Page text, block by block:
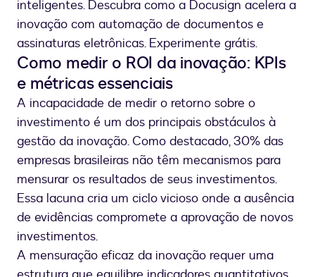
inteligentes. Descubra como a Docusign acelera a
inovação com automação de documentos e
assinaturas eletrônicas. Experimente grátis.
Como medir o ROI da inovação: KPIs
e métricas essenciais
A incapacidade de medir o retorno sobre o
investimento é um dos principais obstáculos à
gestão da inovação. Como destacado, 30% das
empresas brasileiras não têm mecanismos para
mensurar os resultados de seus investimentos.
Essa lacuna cria um ciclo vicioso onde a ausência
de evidências compromete a aprovação de novos
investimentos.
A mensuração eficaz da inovação requer uma